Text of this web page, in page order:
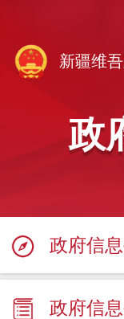
新疆维
政
政府信
政府信